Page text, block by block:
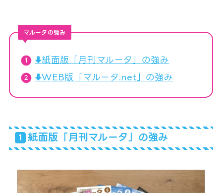
マルータの強み
紙面版「月刊マルータ」の強み
WEB版「マルータ.net」の強み
紙面版「月刊マルータ」の強み